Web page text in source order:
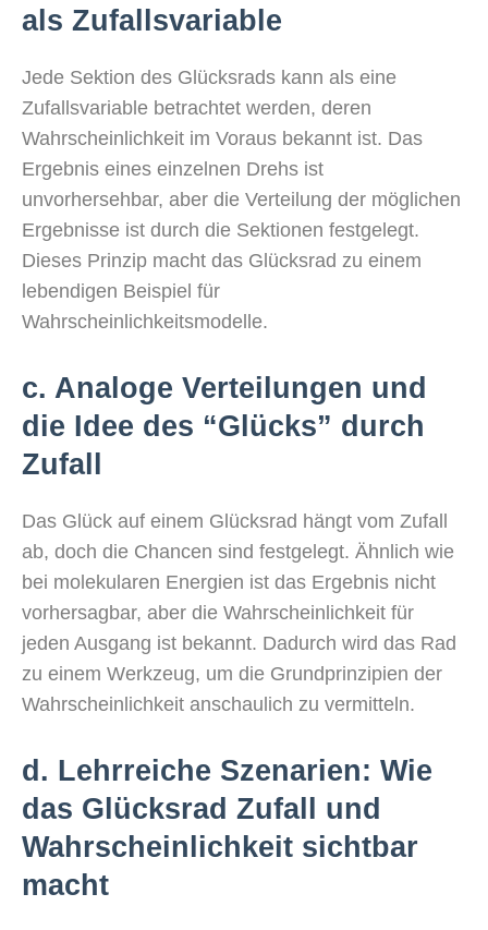
als Zufallsvariable
Jede Sektion des Glücksrads kann als eine
Zufallsvariable betrachtet werden, deren
Wahrscheinlichkeit im Voraus bekannt ist. Das
Ergebnis eines einzelnen Drehs ist
unvorhersehbar, aber die Verteilung der möglichen
Ergebnisse ist durch die Sektionen festgelegt.
Dieses Prinzip macht das Glücksrad zu einem
lebendigen Beispiel für
Wahrscheinlichkeitsmodelle.
c. Analoge Verteilungen und
die Idee des “Glücks” durch
Zufall
Das Glück auf einem Glücksrad hängt vom Zufall
ab, doch die Chancen sind festgelegt. Ähnlich wie
bei molekularen Energien ist das Ergebnis nicht
vorhersagbar, aber die Wahrscheinlichkeit für
jeden Ausgang ist bekannt. Dadurch wird das Rad
zu einem Werkzeug, um die Grundprinzipien der
Wahrscheinlichkeit anschaulich zu vermitteln.
d. Lehrreiche Szenarien: Wie
das Glücksrad Zufall und
Wahrscheinlichkeit sichtbar
macht